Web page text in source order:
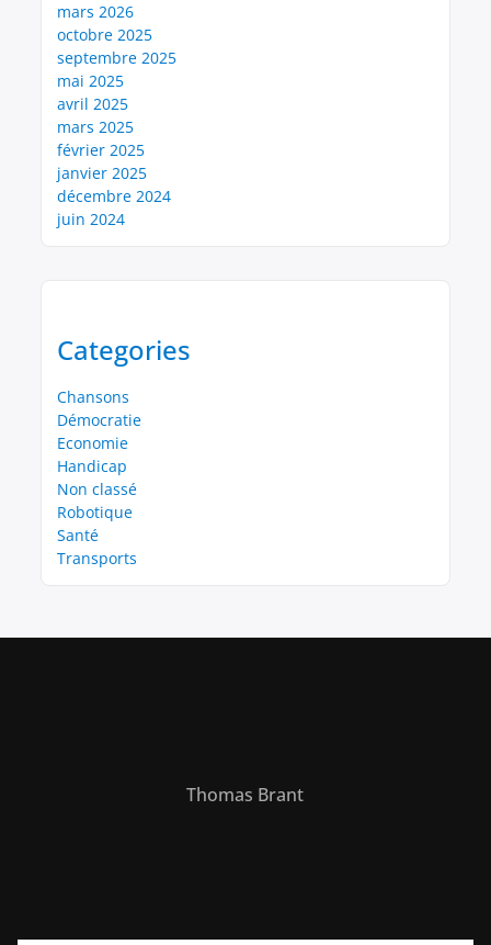
mars 2026
octobre 2025
septembre 2025
mai 2025
avril 2025
mars 2025
février 2025
janvier 2025
décembre 2024
juin 2024
Categories
Chansons
Démocratie
Economie
Handicap
Non classé
Robotique
Santé
Transports
Thomas Brant